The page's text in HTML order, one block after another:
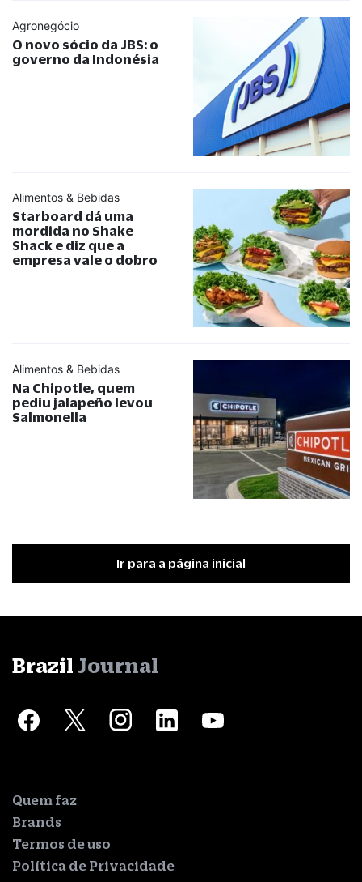
Agronegócio
O novo sócio da JBS: o
governo da Indonésia
Alimentos & Bebidas
Starboard dá uma
mordida no Shake
Shack e diz que a
empresa vale o dobro
Alimentos & Bebidas
Na Chipotle, quem
pediu jalapeño levou
Salmonella
Ir para a página inicial
Brazil Journal
Quem faz
Brands
Termos de uso
Política de Privacidade